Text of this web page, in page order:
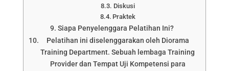
Diskusi
Praktek
Siapa Penyelenggara Pelatihan Ini?
Pelatihan ini diselenggarakan oleh Diorama
Training Department. Sebuah lembaga Training
Provider dan Tempat Uji Kompetensi para